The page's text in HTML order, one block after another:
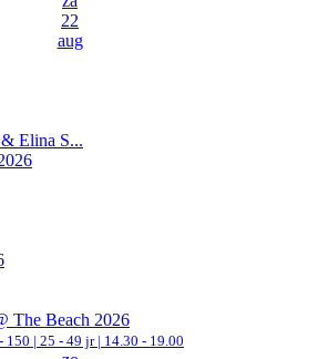
22
aug
Elina S...
The Beach 2026
150 | 25 - 49 jr | 14.30 - 19.00